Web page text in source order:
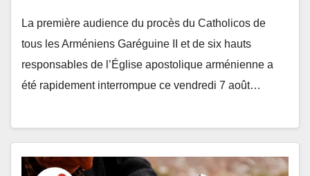
La première audience du procès du Catholicos de
tous les Arméniens Garéguine II et de six hauts
responsables de l’Église apostolique arménienne a
été rapidement interrompue ce vendredi 7 août…